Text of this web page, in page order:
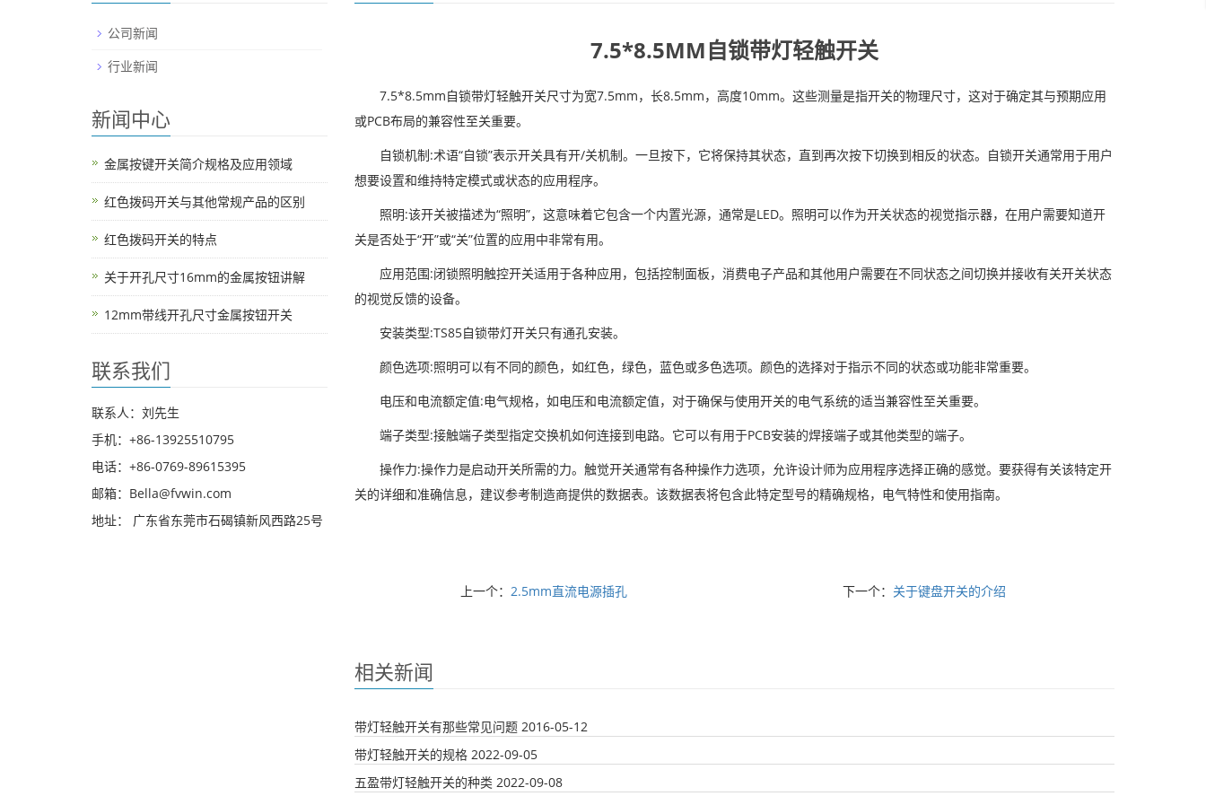
7.5*8.5MM自锁带灯轻触开关
7.5*8.5mm自锁带灯轻触开关尺寸为宽7.5mm，长8.5mm，高度10mm。这些测量是指开关的物理尺寸，这对于确定其与预期应用
或PCB布局的兼容性至关重要。
自锁机制:术语“自锁”表示开关具有开/关机制。一旦按下，它将保持其状态，直到再次按下切换到相反的状态。自锁开关通常用于用户
想要设置和维持特定模式或状态的应用程序。
照明:该开关被描述为“照明”，这意味着它包含一个内置光源，通常是LED。照明可以作为开关状态的视觉指示器，在用户需要知道开
关是否处于“开”或“关”位置的应用中非常有用。
应用范围:闭锁照明触控开关适用于各种应用，包括控制面板，消费电子产品和其他用户需要在不同状态之间切换并接收有关开关状态
的视觉反馈的设备。
安装类型:TS85自锁带灯开关只有通孔安装。
颜色选项:照明可以有不同的颜色，如红色，绿色，蓝色或多色选项。颜色的选择对于指示不同的状态或功能非常重要。
电压和电流额定值:电气规格，如电压和电流额定值，对于确保与使用开关的电气系统的适当兼容性至关重要。
端子类型:接触端子类型指定交换机如何连接到电路。它可以有用于PCB安装的焊接端子或其他类型的端子。
操作力:操作力是启动开关所需的力。触觉开关通常有各种操作力选项，允许设计师为应用程序选择正确的感觉。要获得有关该特定开
关的详细和准确信息，建议参考制造商提供的数据表。该数据表将包含此特定型号的精确规格，电气特性和使用指南。
上一个：2.5mm直流电源插孔 下一个： 关于键盘开关的介绍
相关新闻
带灯轻触开关有那些常见问题 2016-05-12
带灯轻触开关的规格 2022-09-05
五盈带灯轻触开关的种类 2022-09-08
公司新闻
行业新闻
新闻中心
金属按键开关简介规格及应用领域
红色拨码开关与其他常规产品的区别
红色拨码开关的特点
关于开孔尺寸16mm的金属按钮讲解
12mm带线开孔尺寸金属按钮开关
联系我们
联系人：刘先生
手机：+86-13925510795
电话：+86-0769-89615395
邮箱：Bella@fvwin.com
地址： 广东省东莞市石碣镇新风西路25号